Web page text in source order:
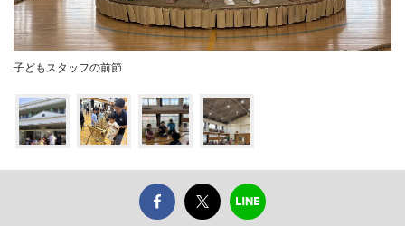
子どもスタッフの前節